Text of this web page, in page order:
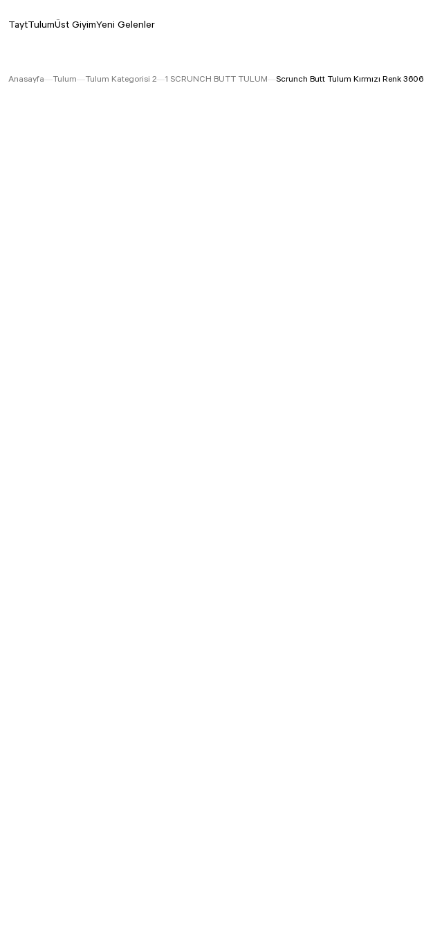
TaytTulumÜst GiyimYeni Gelenler
Anasayfa Tulum Tulum Kategorisi 2 1 SCRUNCH BUTT TULUM Scrunch Butt Tulum Kırmızı Renk 3606